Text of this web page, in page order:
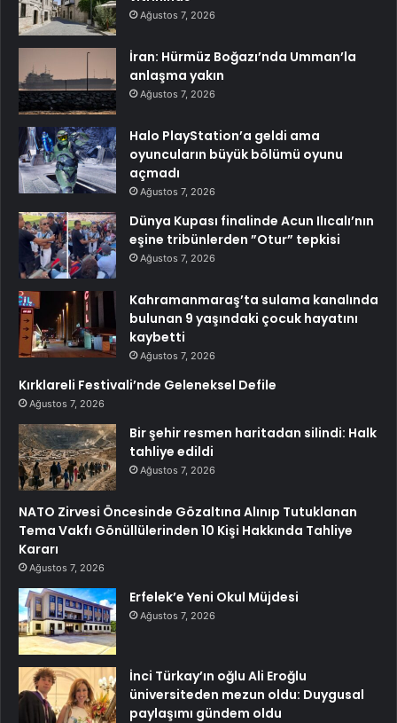
Ağustos 7, 2026
İran: Hürmüz Boğazı’nda Umman’la
anlaşma yakın
Ağustos 7, 2026
Halo PlayStation’a geldi ama
oyuncuların büyük bölümü oyunu
açmadı
Ağustos 7, 2026
Dünya Kupası finalinde Acun Ilıcalı’nın
eşine tribünlerden ”Otur” tepkisi
Ağustos 7, 2026
Kahramanmaraş’ta sulama kanalında
bulunan 9 yaşındaki çocuk hayatını
kaybetti
Ağustos 7, 2026
Kırklareli Festivali’nde Geleneksel Defile
Ağustos 7, 2026
Bir şehir resmen haritadan silindi: Halk
tahliye edildi
Ağustos 7, 2026
NATO Zirvesi Öncesinde Gözaltına Alınıp Tutuklanan
Tema Vakfı Gönüllülerinden 10 Kişi Hakkında Tahliye
Kararı
Ağustos 7, 2026
Erfelek’e Yeni Okul Müjdesi
Ağustos 7, 2026
İnci Türkay’ın oğlu Ali Eroğlu
üniversiteden mezun oldu: Duygusal
paylaşımı gündem oldu